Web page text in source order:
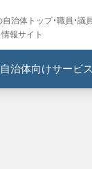
治体トップ・職員・議
報サイト
自治体向けサービス